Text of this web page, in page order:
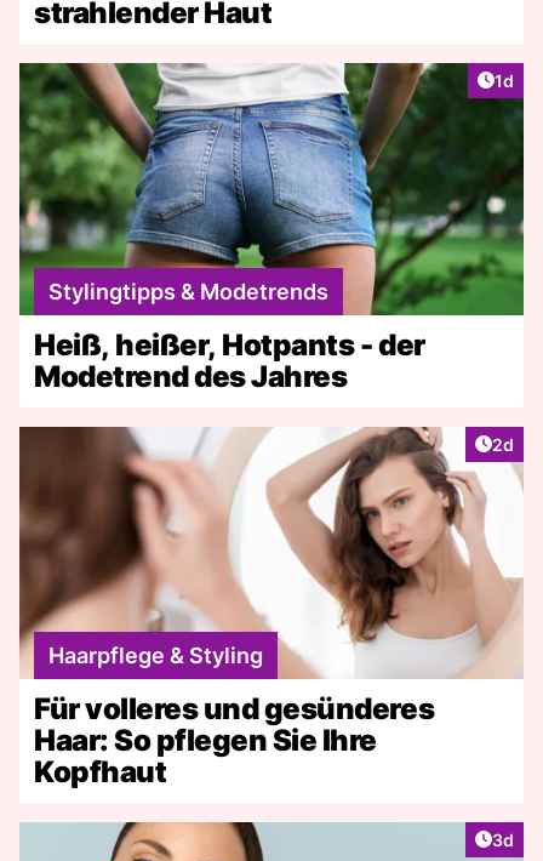
strahlender Haut
1d
Stylingtipps & Modetrends
Heiß, heißer, Hotpants - der
Modetrend des Jahres
2d
Haarpflege & Styling
Für volleres und gesünderes
Haar: So pflegen Sie Ihre
Kopfhaut
3d